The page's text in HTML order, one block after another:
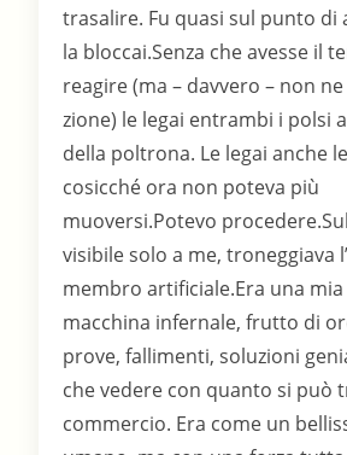
trasalire. Fu quasi sul punto di
la bloccai.Senza che avesse il
reagire (ma – davvero – non
zione) le legai entrambi i polsi
della poltrona. Le legai anche
cosicché ora non poteva più
muoversi.Potevo
visibile solo a me, troneggiava
membro artificiale.Era una
macchina infernale, frutto di
prove, fallimenti, soluzioni
che vedere con quanto si può
commercio. Era come un